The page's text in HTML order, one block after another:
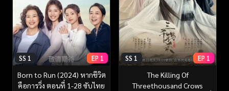
SS 1 EP 1
Born to Run (2024) หากชีวิต
คือการวิ่ง ตอนที่ 1-28 ซับไทย
SS 1 EP 1
The Killing Of
Threethousand Crows